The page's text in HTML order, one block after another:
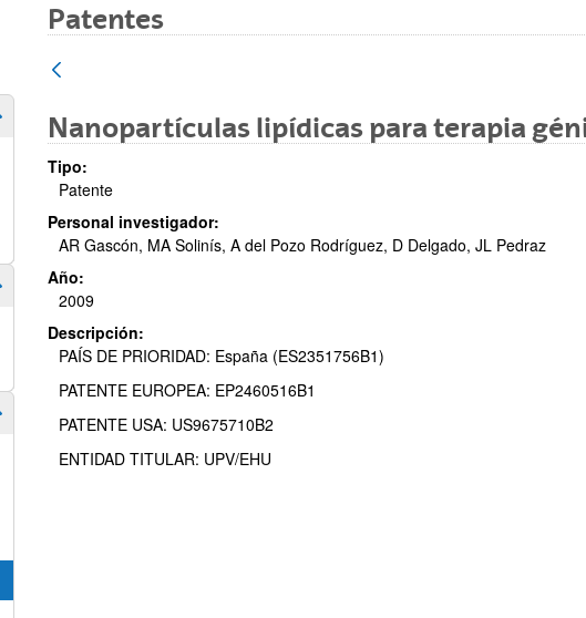
Mostrar/ocultar subpáginas
Mostrar/ocultar subpáginas
Mostrar/ocultar subpáginas
Patentes
Nanopartículas lipídicas para terapia
Tipo:
Patente
Personal investigador:
AR Gascón, MA Solinís, A del Pozo Rodríguez, D Delgado, JL Pedraz
Año:
2009
Descripción:
PAÍS DE PRIORIDAD: España (ES2351756B1)
PATENTE EUROPEA: EP2460516B1
PATENTE USA: US9675710B2
ENTIDAD TITULAR: UPV/EHU